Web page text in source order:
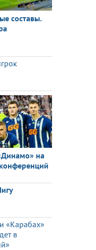
составы.
на
«Карабах»
в